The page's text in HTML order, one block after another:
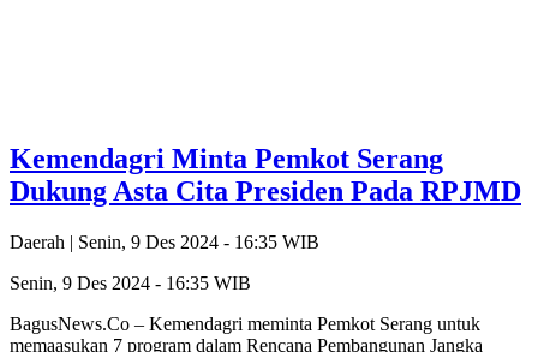
Kemendagri Minta Pemkot Serang
Dukung Asta Cita Presiden Pada RPJMD
Daerah | Senin, 9 Des 2024 - 16:35 WIB
Senin, 9 Des 2024 - 16:35 WIB
BagusNews.Co – Kemendagri meminta Pemkot Serang untuk
memaasukan 7 program dalam Rencana Pembangunan Jangka